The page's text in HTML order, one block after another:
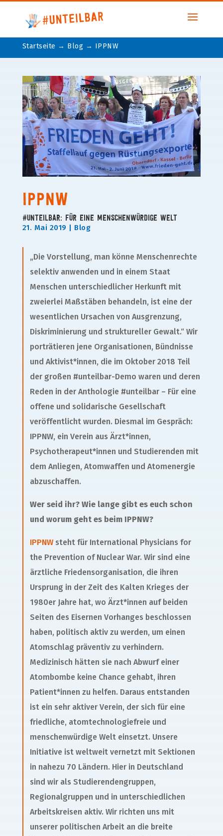
Startseite → Blog → IPPNW
IPPNW
#unteilbar: Für eine menschenwürdige Welt
21. Mai 2019 | Blog
„Die Vorstellung, man könne Menschenrechte
selektiv anwenden und in einem Staat
Menschen unterschiedlicher Herkunft mit
zweierlei Maßstäben behandeln, ist eine der
wesentlichen Ursachen von Ausgrenzung,
Diskriminierung und struktureller Gewalt.“ Wir
porträtieren jene Organisationen, Bündnisse
und Aktivist*innen, die im Oktober 2018 Teil
der großen #unteilbar-Demo waren und deren
Reden in der Anthologie #unteilbar – Für eine
offene und solidarische Gesellschaft
veröffentlicht wurden. Diesmal im Gespräch:
IPPNW, ein Verein aus Ärzt*innen,
Psychotherapeut*innen und Studierenden mit
dem Anliegen, Atomwaffen und Atomenergie
abzuschaffen.
Wer seid ihr? Wie lange gibt es euch schon
und worum geht es beim IPPNW?
IPPNW steht für International Physicians for
the Prevention of Nuclear War. Wir sind eine
ärztliche Friedensorganisation, die ihren
Ursprung in der Zeit des Kalten Krieges der
1980er Jahre hat, wo Ärzt*innen auf beiden
Seiten des Eisernen Vorhanges beschlossen
haben, politisch aktiv zu werden, um einen
Atomschlag präventiv zu verhindern.
Medizinisch hätten sie nach Abwurf einer
Atombombe keine Chance gehabt, ihren
Patient*innen zu helfen. Daraus entstanden
ist ein sehr aktiver Verein, der sich für eine
friedliche, atomtechnologiefreie und
menschenwürdige Welt einsetzt. Unsere
Initiative ist weltweit vernetzt mit Sektionen
in nahezu 70 Ländern. Hier in Deutschland
sind wir als Studierendengruppen,
Regionalgruppen und in unterschiedlichen
Arbeitskreisen aktiv. Wir richten uns mit
unserer politischen Arbeit an die breite